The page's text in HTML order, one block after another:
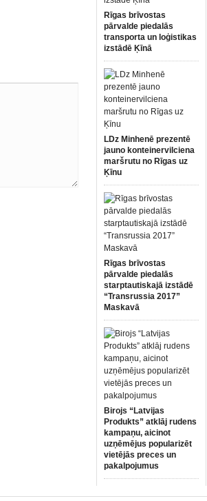
Rīgas brīvostas
pārvalde piedalās
transporta un loģistikas
izstādē Ķīnā
LDz Minhenē prezentē
jauno konteinervilciena
maršrutu no Rīgas uz
Ķīnu
Rīgas brīvostas
pārvalde piedalās
starptautiskajā izstādē
“Transrussia 2017”
Maskavā
Birojs “Latvijas
Produkts” atklāj rudens
kampaņu, aicinot
uzņēmējus popularizēt
vietējās preces un
pakalpojumus